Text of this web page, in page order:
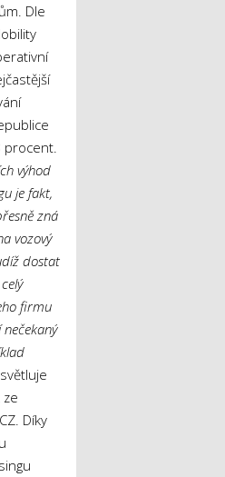
Dle
výhod
je fakt,
zná
vozový
dostat
firmu
ze
Díky